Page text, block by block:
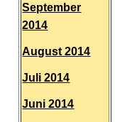
September
2014
August 2014
Juli 2014
Juni 2014